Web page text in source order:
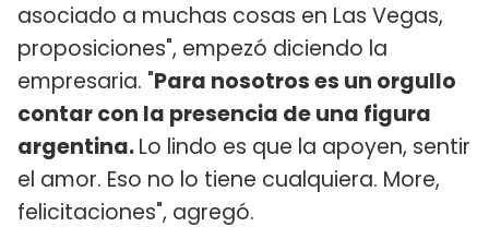
asociado a muchas cosas en Las Vegas,
proposiciones", empezó diciendo la
empresaria. "Para nosotros es un orgullo
contar con la presencia de una figura
argentina.Lo lindo es que la apoyen, sentir
el amor. Eso no lo tiene cualquiera. More,
felicitaciones", agregó.